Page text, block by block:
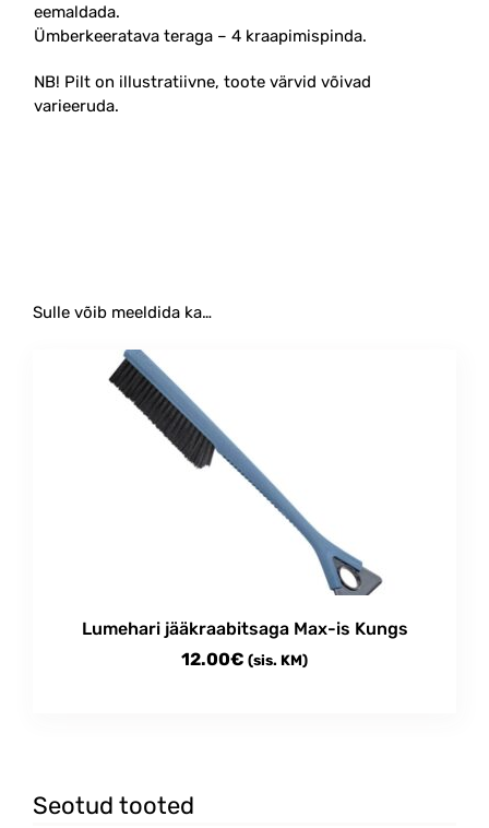
eemaldada.
Ümberkeeratava teraga – 4 kraapimispinda.
NB! Pilt on illustratiivne, toote värvid võivad
varieeruda.
Sulle võib meeldida ka…
Lumehari jääkraabitsaga Max-is Kungs
12.00€ (sis. KM)
Seotud tooted